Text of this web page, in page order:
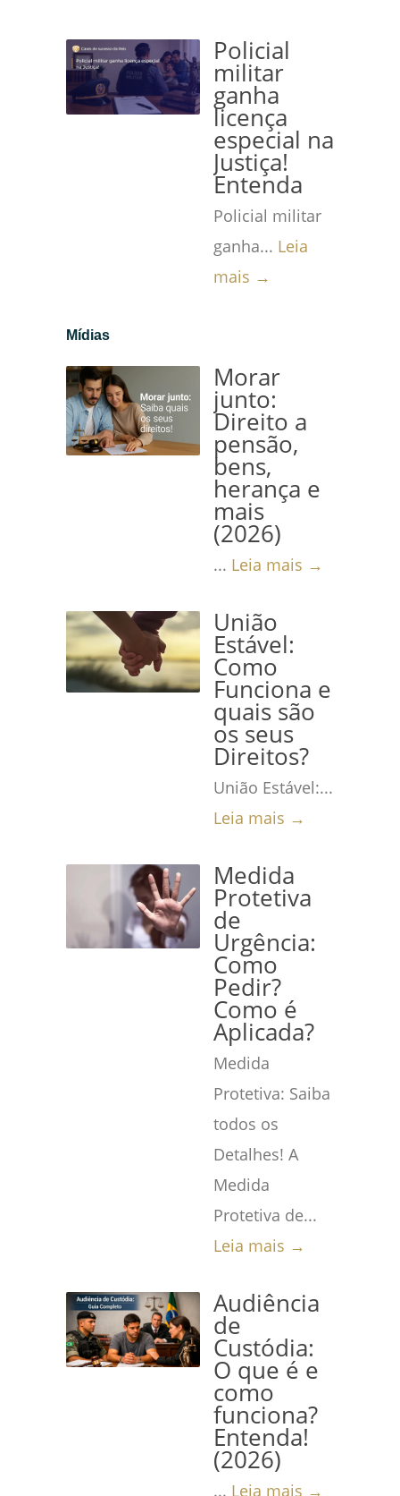
Policial
militar
ganha
licença
especial na
Justiça!
Entenda
Policial militar
ganha... Leia
mais →
Mídias
Morar
junto:
Direito a
pensão,
bens,
herança e
mais
(2026)
... Leia mais →
União
Estável:
Como
Funciona e
quais são
os seus
Direitos?
União Estável:...
Leia mais →
Medida
Protetiva
de
Urgência:
Como
Pedir?
Como é
Aplicada?
Medida
Protetiva: Saiba
todos os
Detalhes! A
Medida
Protetiva de...
Leia mais →
Audiência
de
Custódia:
O que é e
como
funciona?
Entenda!
(2026)
... Leia mais →